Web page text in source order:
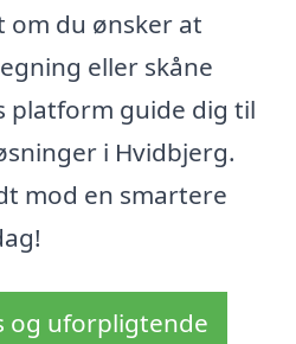
om du ønsker at
eller skåne
platform guide dig til
i Hvidbjerg.
mod en smartere
og uforpligtende